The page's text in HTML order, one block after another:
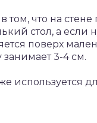
том, что на
стол, а если
поверх
занимает 3-4 см.
используется